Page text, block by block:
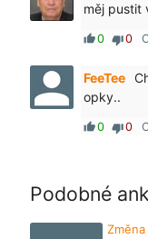
měj pustit
thumb_up0 thumb_down0
FeeTee
opky..
thumb_up0 thumb_down0
Podobné
Změna